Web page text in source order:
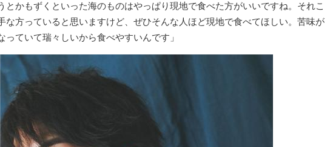
とかもずくといった海のものはやっぱり現地で食べた方がいいですね。それこ
な方っていると思いますけど、ぜひそんな人ほど現地で食べてほしい。苦味が
っていて瑞々しいから食べやすいんです」